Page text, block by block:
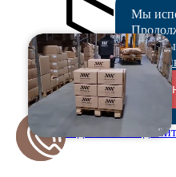
Переходники и
Мы
сайт,